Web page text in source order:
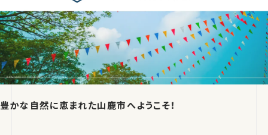
豊かな自然に恵まれた山鹿市へようこそ！